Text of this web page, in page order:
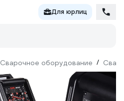
Для юрлиц
Сварочное оборудование /